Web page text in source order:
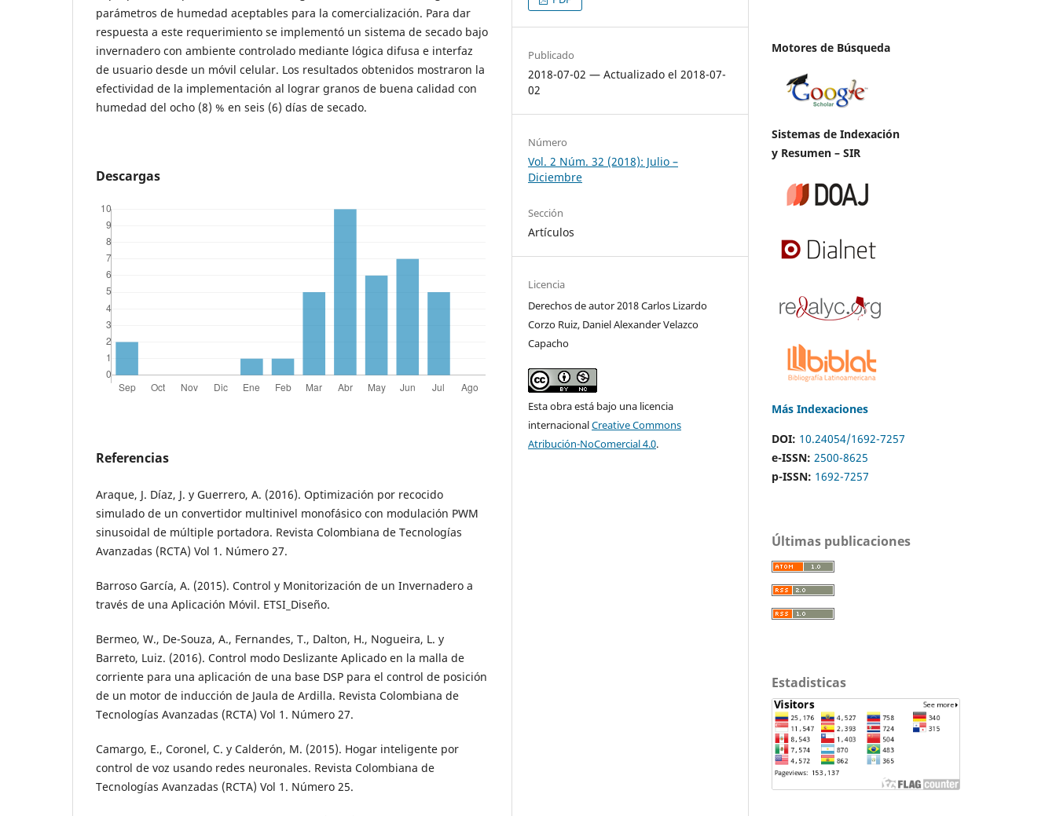
parámetros de humedad aceptables para la comercialización. Para dar
respuesta a este requerimiento se implementó un sistema de secado bajo
invernadero con ambiente controlado mediante lógica difusa e interfaz
de usuario desde un móvil celular. Los resultados obtenidos mostraron la
efectividad de la implementación al lograr granos de buena calidad con
humedad del ocho (8) % en seis (6) días de secado.
Descargas
Referencias
Araque, J. Díaz, J. y Guerrero, A. (2016). Optimización por recocido
simulado de un convertidor multinivel monofásico con modulación PWM
sinusoidal de múltiple portadora. Revista Colombiana de Tecnologías
Avanzadas (RCTA) Vol 1. Número 27.
Barroso García, A. (2015). Control y Monitorización de un Invernadero a
través de una Aplicación Móvil. ETSI_Diseño.
Bermeo, W., De-Souza, A., Fernandes, T., Dalton, H., Nogueira, L. y
Barreto, Luiz. (2016). Control modo Deslizante Aplicado en la malla de
corriente para una aplicación de una base DSP para el control de posición
de un motor de inducción de Jaula de Ardilla. Revista Colombiana de
Tecnologías Avanzadas (RCTA) Vol 1. Número 27.
Camargo, E., Coronel, C. y Calderón, M. (2015). Hogar inteligente por
control de voz usando redes neuronales. Revista Colombiana de
Tecnologías Avanzadas (RCTA) Vol 1. Número 25.
Publicado
2018-07-02 — Actualizado el 2018-07-
02
Número
Vol. 2 Núm. 32 (2018): Julio –
Diciembre
Sección
Artículos
Licencia
Derechos de autor 2018 Carlos Lizardo
Corzo Ruiz, Daniel Alexander Velazco
Capacho
Esta obra está bajo una licencia
internacionalCreative Commons
Atribución-NoComercial 4.0.
Motores de Búsqueda
Sistemas de Indexación
y Resumen – SIR
Más Indexaciones
DOI: 10.24054/1692-7257
e-ISSN: 2500-8625
p-ISSN: 1692-7257
Últimas publicaciones
Estadisticas